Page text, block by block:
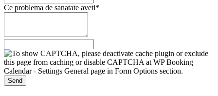
Ce problema de sanatate aveti*
Send